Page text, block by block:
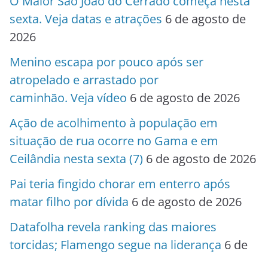
sexta. Veja datas e atrações 6 de agosto de
2026
Menino escapa por pouco após ser
atropelado e arrastado por
caminhão. Veja vídeo 6 de agosto de 2026
Ação de acolhimento à população em
situação de rua ocorre no Gama e em
Ceilândia nesta sexta (7) 6 de agosto de 2026
Pai teria fingido chorar em enterro após
matar filho por dívida 6 de agosto de 2026
Datafolha revela ranking das maiores
torcidas; Flamengo segue na liderança 6 de